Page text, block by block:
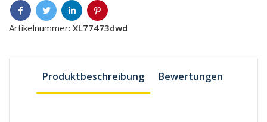
Artikelnummer: XL77473dwd
Produktbeschreibung Bewertungen